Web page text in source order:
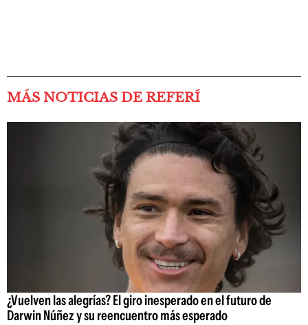
MÁS NOTICIAS DE REFERÍ
¿Vuelven las alegrías? El giro inesperado en el futuro de
Darwin Núñez y su reencuentro más esperado